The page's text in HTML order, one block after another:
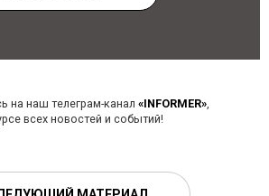
на наш телеграм-канал «INFORMER»,
всех новостей и событий!